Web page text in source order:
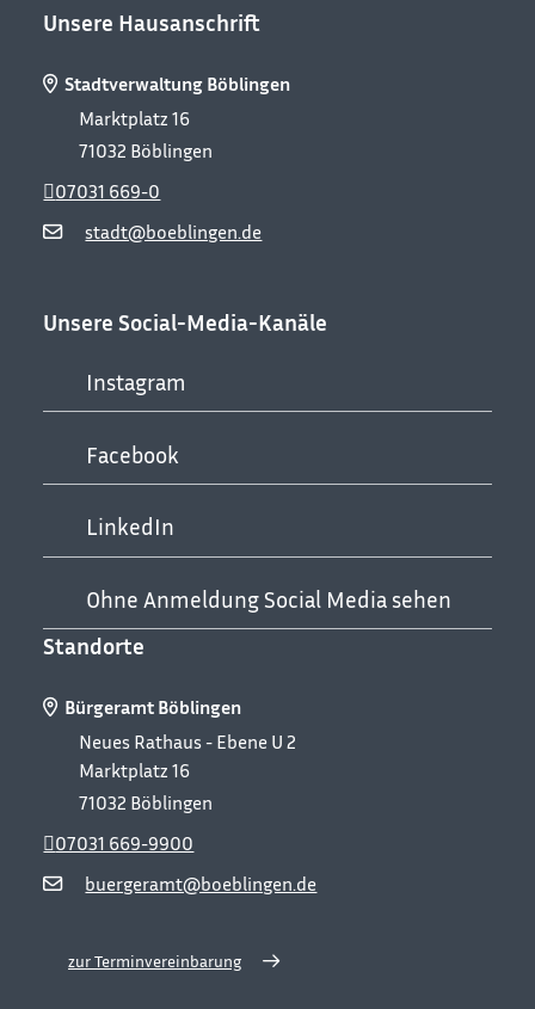
Unsere Hausanschrift
Stadtverwaltung Böblingen
Marktplatz 16
71032 Böblingen
stadt@boeblingen.de
07031 669-0
Unsere Social-Media-Kanäle
Instagram
Facebook
LinkedIn
Ohne Anmeldung Social Media sehen
Standorte
Bürgeramt Böblingen
Neues Rathaus - Ebene U 2
Marktplatz 16
71032 Böblingen
buergeramt@boeblingen.de
07031 669-9900
zur Terminvereinbarung